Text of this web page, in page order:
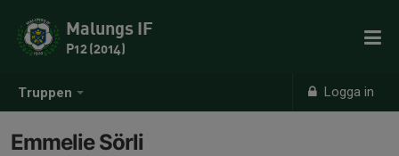
Truppen Logga in
Malungs IF
P12 (2014)
Emmelie Sörli